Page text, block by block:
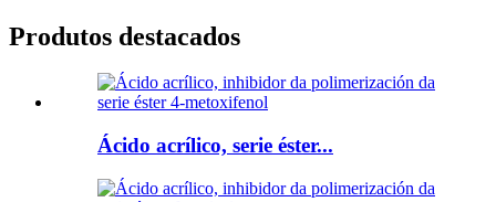
Produtos destacados
Ácido acrílico, serie éster...